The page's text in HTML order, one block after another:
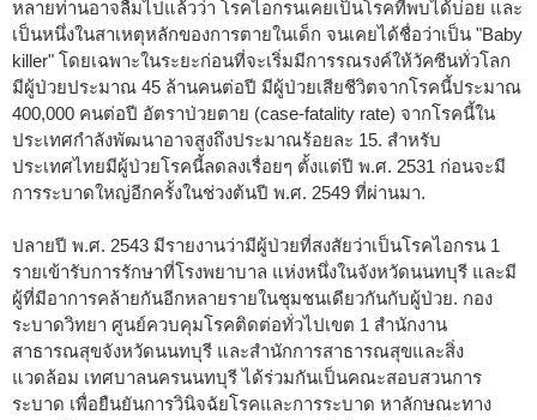
หลายท่านอาจลืมไปแล้วว่า โรคไอกรนเคยเป็นโรคที่พบได้บ่อย และ
เป็นหนึ่งในสาเหตุหลักของการตายในเด็ก จนเคยได้ชื่อว่าเป็น "Baby
killer" โดยเฉพาะในระยะก่อนที่จะเริ่มมีการรณรงค์ให้วัคซีนทั่วโลก
มีผู้ป่วยประมาณ 45 ล้านคนต่อปี มีผู้ป่วยเสียชีวิตจากโรคนี้ประมาณ
400,000 คนต่อปี อัตราป่วยตาย (case-fatality rate) จากโรคนี้ใน
ประเทศกำลังพัฒนาอาจสูงถึงประมาณร้อยละ 15. สำหรับ
ประเทศไทยมีผู้ป่วยโรคนี้ลดลงเรื่อยๆ ตั้งแต่ปี พ.ศ. 2531 ก่อนจะมี
การระบาดใหญ่อีกครั้งในช่วงต้นปี พ.ศ. 2549 ที่ผ่านมา.
ปลายปี พ.ศ. 2543 มีรายงานว่ามีผู้ป่วยที่สงสัยว่าเป็นโรคไอกรน 1
รายเข้ารับการรักษาที่โรงพยาบาล แห่งหนึ่งในจังหวัดนนทบุรี และมี
ผู้ที่มีอาการคล้ายกันอีกหลายรายในชุมชนเดียวกันกับผู้ป่วย. กอง
ระบาดวิทยา ศูนย์ควบคุมโรคติดต่อทั่วไปเขต 1 สำนักงาน
สาธารณสุขจังหวัดนนทบุรี และสำนักการสาธารณสุขและสิ่ง
แวดล้อม เทศบาลนครนนทบุรี ได้ร่วมกันเป็นคณะสอบสวนการ
ระบาด เพื่อยืนยันการวินิจฉัยโรคและการระบาด หาลักษณะทาง